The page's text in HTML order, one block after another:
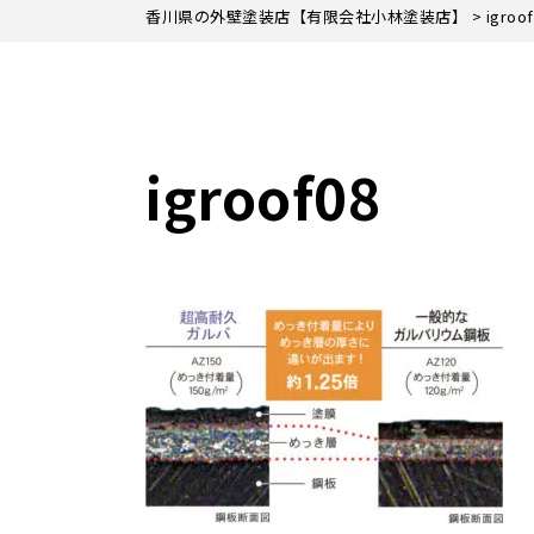
香川県の外壁塗装店【有限会社小林塗装店】 >
igroof08